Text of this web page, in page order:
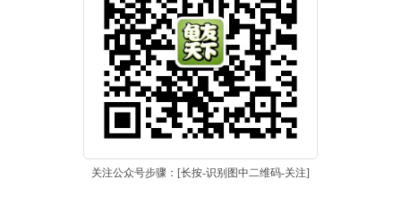
关注公众号步骤：[长按-识别图中二维码-关注]